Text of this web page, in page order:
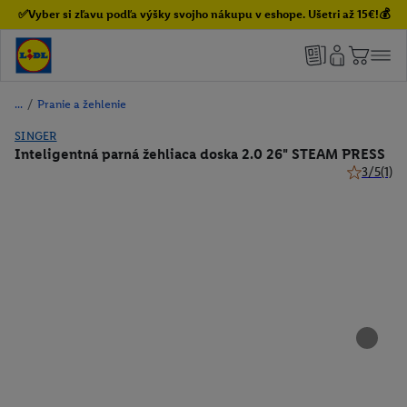
✅Vyber si zľavu podľa výšky svojho nákupu v eshope. Ušetri až 15€!💰
/ Pranie a žehlenie
SINGER
Inteligentná parná žehliaca doska 2.0 26" STEAM PRESS
3/5(1)